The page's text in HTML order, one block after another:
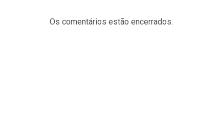
Os comentários estão encerrados.